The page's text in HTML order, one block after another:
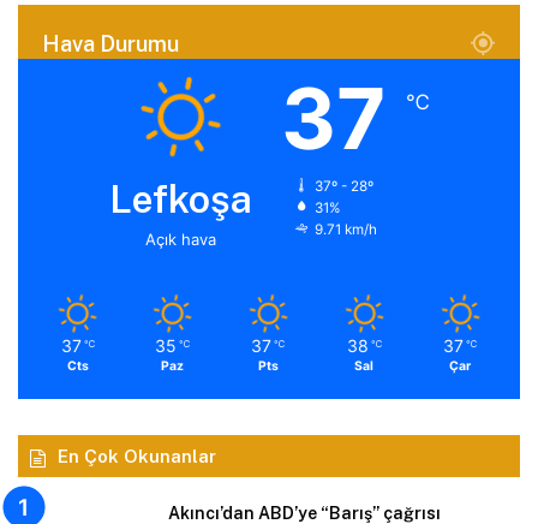
Hava Durumu
Lefkoşa
Açık hava
37 ℃
37º - 28º
31%
9.71 km/h
37 ℃
Cts
35 ℃
Paz
37 ℃
Pts
38 ℃
Sal
37 ℃
Çar
En Çok Okunanlar
Akıncı’dan ABD’ye “Barış” çağrısı